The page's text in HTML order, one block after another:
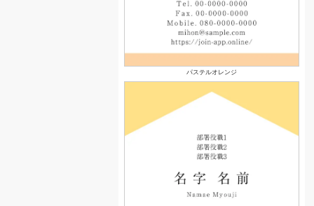
パステルオレンジ